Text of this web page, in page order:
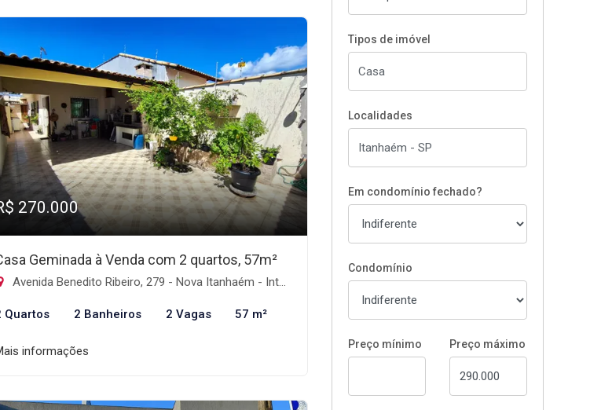
270.000
Geminada à Venda com 2 quartos, 57m²
Avenida Benedito Ribeiro, 279 - Nova Itanhaém - Interior, Itanhaém-SP
Quartos 2 Banheiros 2 Vagas 57 m²
informações
Tipos de imóvel
Localidades
Em condomínio fechado?
Condomínio
Preço mínimo Preço máximo